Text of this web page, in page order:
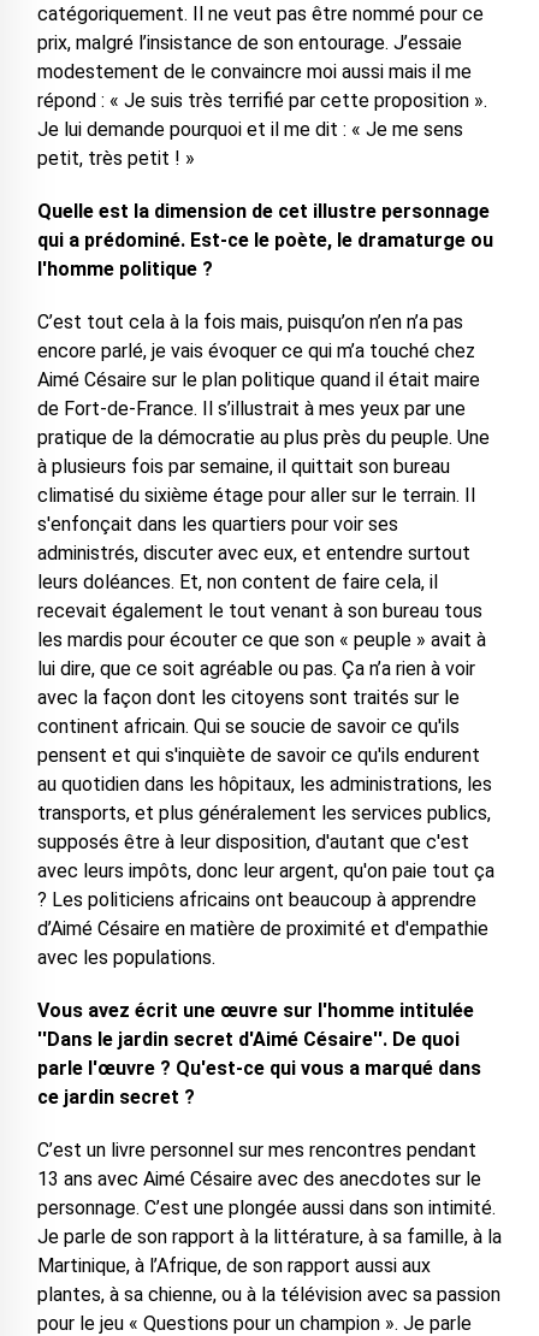
catégoriquement. Il ne veut pas être nommé pour ce
prix, malgré l’insistance de son entourage. J’essaie
modestement de le convaincre moi aussi mais il me
répond : « Je suis très terrifié par cette proposition ».
Je lui demande pourquoi et il me dit : « Je me sens
petit, très petit ! »
Quelle est la dimension de cet illustre personnage
qui a prédominé. Est-ce le poète, le dramaturge ou
l'homme politique ?
C’est tout cela à la fois mais, puisqu’on n’en n’a pas
encore parlé, je vais évoquer ce qui m’a touché chez
Aimé Césaire sur le plan politique quand il était maire
de Fort-de-France. Il s’illustrait à mes yeux par une
pratique de la démocratie au plus près du peuple. Une
à plusieurs fois par semaine, il quittait son bureau
climatisé du sixième étage pour aller sur le terrain. Il
s'enfonçait dans les quartiers pour voir ses
administrés, discuter avec eux, et entendre surtout
leurs doléances. Et, non content de faire cela, il
recevait également le tout venant à son bureau tous
les mardis pour écouter ce que son « peuple » avait à
lui dire, que ce soit agréable ou pas. Ça n’a rien à voir
avec la façon dont les citoyens sont traités sur le
continent africain. Qui se soucie de savoir ce qu'ils
pensent et qui s'inquiète de savoir ce qu'ils endurent
au quotidien dans les hôpitaux, les administrations, les
transports, et plus généralement les services publics,
supposés être à leur disposition, d'autant que c'est
avec leurs impôts, donc leur argent, qu'on paie tout ça
? Les politiciens africains ont beaucoup à apprendre
d’Aimé Césaire en matière de proximité et d'empathie
avec les populations.
Vous avez écrit une œuvre sur l'homme intitulée
''Dans le jardin secret d'Aimé Césaire''. De quoi
parle l'œuvre ? Qu'est-ce qui vous a marqué dans
ce jardin secret ?
C’est un livre personnel sur mes rencontres pendant
13 ans avec Aimé Césaire avec des anecdotes sur le
personnage. C’est une plongée aussi dans son intimité.
Je parle de son rapport à la littérature, à sa famille, à la
Martinique, à l’Afrique, de son rapport aussi aux
plantes, à sa chienne, ou à la télévision avec sa passion
pour le jeu « Questions pour un champion ». Je parle